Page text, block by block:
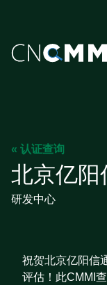
« 认证查询
北京亿阳
研发中心
祝贺北京亿阳信
评估！此CMMI